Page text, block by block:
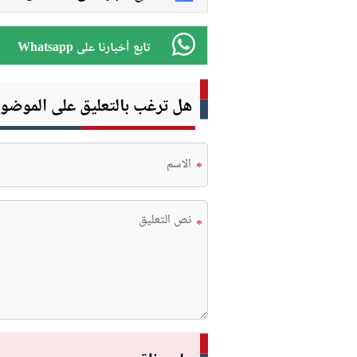
Whatsapp تابع أخبارنا على
هل ترغب بالتعليق على
*
*